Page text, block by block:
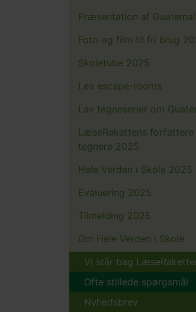
Præsentation af
Foto og film til fri brug
Skoletube 2025
Løs escape-rooms
Lav tegneserier om
LæseRakettens forfattere
tegnere 2025
Hele Verden i Skole 2025
Evaluering 2025
Tilmelding 2025
Om Hele Verden i Skole
Vi står bag
Ofte stillede spørgsmål
Nyhedsbrev